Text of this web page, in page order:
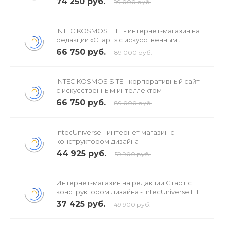
Полноценный модуль обработки заказов на
Простое дублирование блоков лендинга и создание
внутренних страниц.
99 000 руб.
INTEC.KOSMOS LITE - интернет-магазин на
редакции «Старт» с искусственным
интеллектом
66 750 руб. 89 000 руб.
INTEC.KOSMOS SITE - корпоративный сайт
с искусственным интеллектом
66 750 руб. 89 000 руб.
IntecUniverse - интернет магазин с
конструктором дизайна
44 925 руб. 59 900 руб.
Интернет-магазин на редакции Старт с
конструктором дизайна - IntecUniverse LITE
37 425 руб. 49 900 руб.